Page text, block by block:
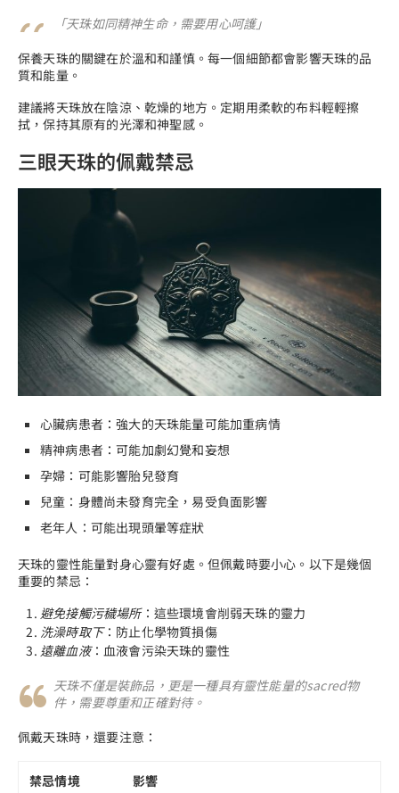
「天珠如同精神生命，需要用心呵護」
保養天珠的關鍵在於溫和和謹慎。每一個細節都會影響天珠的品
質和能量。
建議將天珠放在陰涼、乾燥的地方。定期用柔軟的布料輕輕擦
拭，保持其原有的光澤和神聖感。
三眼天珠的佩戴禁忌
心臟病患者：強大的天珠能量可能加重病情
精神病患者：可能加劇幻覺和妄想
孕婦：可能影響胎兒發育
兒童：身體尚未發育完全，易受負面影響
老年人：可能出現頭暈等症狀
天珠的靈性能量對身心靈有好處。但佩戴時要小心。以下是幾個
重要的禁忌：
避免接觸污穢場所：這些環境會削弱天珠的靈力
洗澡時取下：防止化學物質損傷
遠離血液：血液會污染天珠的靈性
天珠不僅是裝飾品，更是一種具有靈性能量的sacred物
件，需要尊重和正確對待。
佩戴天珠時，還要注意：
禁忌情境 影響